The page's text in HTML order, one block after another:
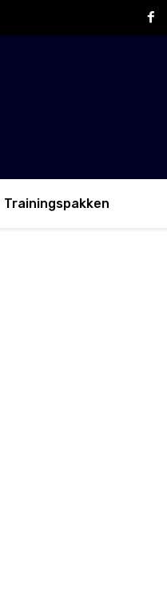
Trainingspakken